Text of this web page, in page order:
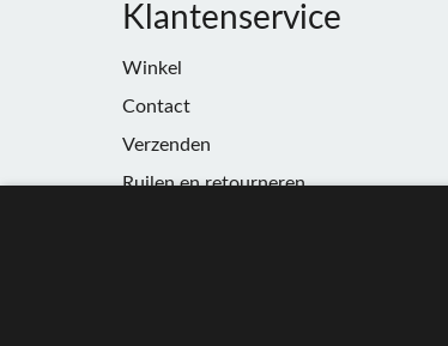
Klantenservice
Winkel
Contact
Verzenden
Ruilen en retourneren